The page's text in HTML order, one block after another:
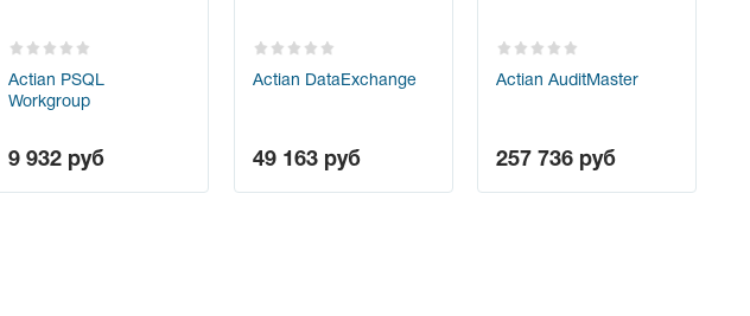
Actian PSQL
Workgroup
9 932 руб
Actian DataExchange
49 163 руб
Actian AuditMaster
257 736 руб